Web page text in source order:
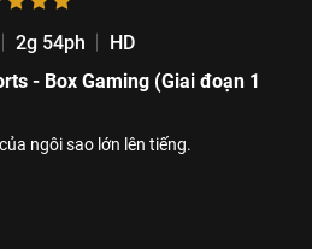
2g 54ph
HD
- Box Gaming (Giai đoạn 1
ngôi sao lớn lên tiếng.